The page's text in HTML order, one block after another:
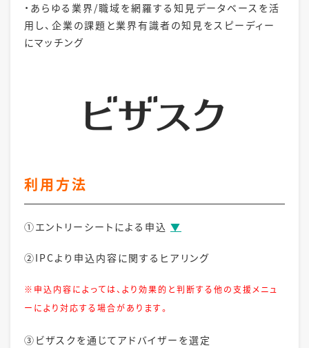
・あらゆる業界/職域を網羅する知見データベースを活
用し、企業の課題と業界有識者の知見をスピーディー
にマッチング
利用方法
➀エントリーシートによる申込 ▼
②IPCより申込内容に関するヒアリング
※申込内容によっては、より効果的と判断する他の支援メニュ
ーにより対応する場合があります。
③ビザスクを通じてアドバイザーを選定